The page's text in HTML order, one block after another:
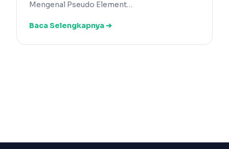
Mengenal Pseudo Element…
Baca Selengkapnya ➔